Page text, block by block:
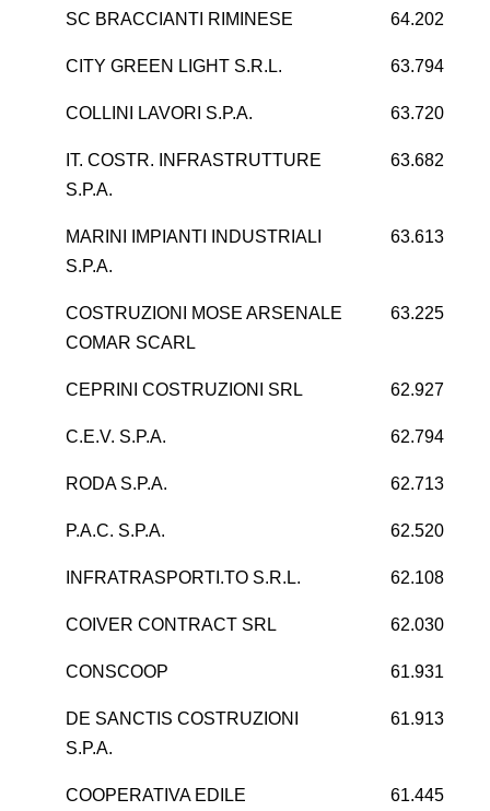
SC BRACCIANTI RIMINESE 64.202
CITY GREEN LIGHT S.R.L. 63.794
COLLINI LAVORI S.P.A. 63.720
IT. COSTR. INFRASTRUTTURE
S.P.A.
63.682
MARINI IMPIANTI INDUSTRIALI
S.P.A.
63.613
COSTRUZIONI MOSE ARSENALE
COMAR SCARL
63.225
CEPRINI COSTRUZIONI SRL 62.927
C.E.V. S.P.A. 62.794
RODA S.P.A. 62.713
P.A.C. S.P.A. 62.520
INFRATRASPORTI.TO S.R.L. 62.108
COIVER CONTRACT SRL 62.030
CONSCOOP 61.931
DE SANCTIS COSTRUZIONI
S.P.A.
61.913
COOPERATIVA EDILE
61.445